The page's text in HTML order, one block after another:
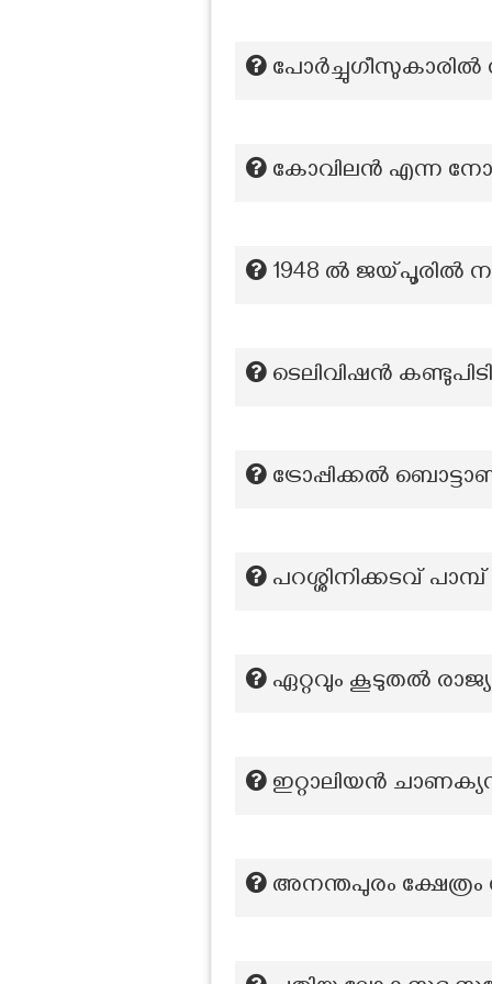
പോർച്ചുഗീസുകാരിൽ
കോവിലൻ എന്ന
1948 ല്‍ ജയ്പൂരില്‍
ടെലിവിഷൻ
ട്രോപ്പിക്കൽ
പറശ്ശിനിക്കടവ്
ഏറ്റവും കൂടുതൽ
ഇറ്റാലിയൻ
അനന്തപുരം ക്ഷേത്രം